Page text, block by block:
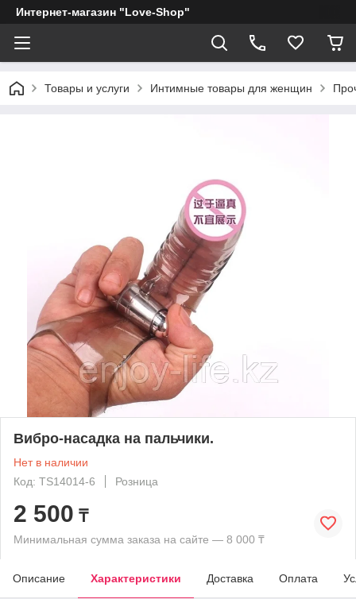
Интернет-магазин "Love-Shop"
Товары и услуги Интимные товары для женщин
Вибро-насадка на пальчики.
Нет в наличии
Код: TS14014-6
Розница
2 500 ₸
Минимальная сумма заказа на сайте — 8 000 ₸
Описание Характеристики Доставка Оплата